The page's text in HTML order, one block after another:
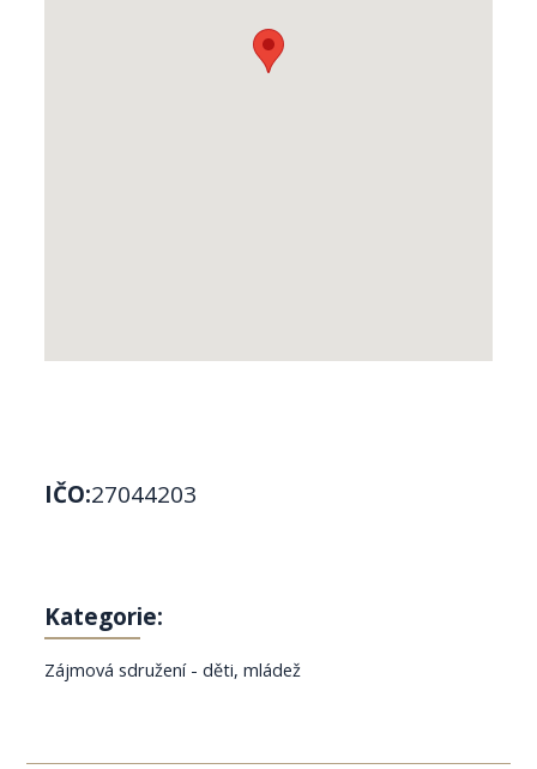
IČO:27044203
Kategorie:
Zájmová sdružení - děti, mládež